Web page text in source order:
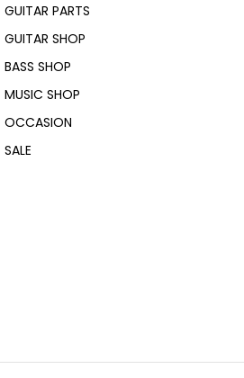
GUITAR PARTS
GUITAR SHOP
BASS SHOP
MUSIC SHOP
OCCASION
SALE